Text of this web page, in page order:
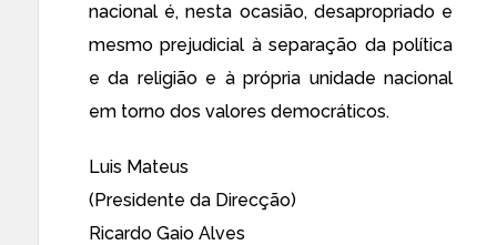
nacional é, nesta ocasião, desapropriado e
mesmo prejudicial à separação da política
e da religião e à própria unidade nacional
em torno dos valores democráticos.
Luis Mateus
(Presidente da Direcção)
Ricardo Gaio Alves